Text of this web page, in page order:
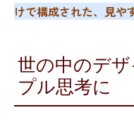
けで構成された、見や
世の中のデ
プル思考に